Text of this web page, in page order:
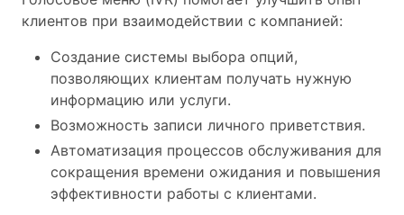
клиентов при взаимодействии с компанией:
Создание системы выбора опций,
позволяющих клиентам получать нужную
информацию или услуги.
Возможность записи личного приветствия.
Автоматизация процессов обслуживания для
сокращения времени ожидания и повышения
эффективности работы с клиентами.